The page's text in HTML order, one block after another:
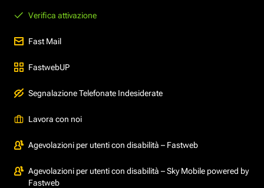
Verifica attivazione
Fast Mail
FastwebUP
Segnalazione Telefonate Indesiderate
Lavora con noi
Agevolazioni per utenti con disabilità – Fastweb
Agevolazioni per utenti con disabilità – Sky Mobile powered by
Fastweb